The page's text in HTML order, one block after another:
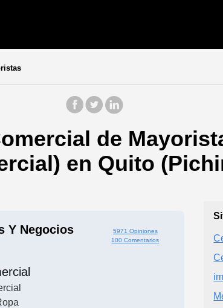
de
en Quito
Y Negocios
5971 Opiniones
100 Comentarios